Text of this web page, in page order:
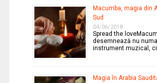
Macumba, magia din
Sud
04/06/2018
Spread the
desemnează nu
instrument muzical, ci
Magia în Arabia